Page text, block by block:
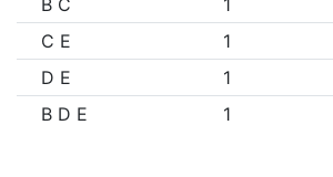
B C
1
C E
1
D E
1
B D E
1